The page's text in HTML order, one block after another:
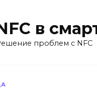
в
проблем с NFC